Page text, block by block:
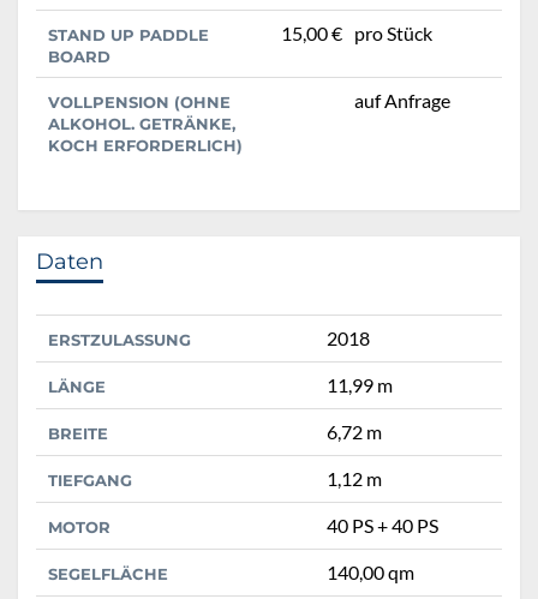
STAND UP PADDLE
BOARD
15,00 € pro Stück
VOLLPENSION (OHNE
ALKOHOL. GETRÄNKE,
KOCH ERFORDERLICH)
auf Anfrage
Daten
ERSTZULASSUNG 2018
LÄNGE 11,99 m
BREITE 6,72 m
TIEFGANG 1,12 m
MOTOR 40 PS + 40 PS
SEGELFLÄCHE 140,00 qm